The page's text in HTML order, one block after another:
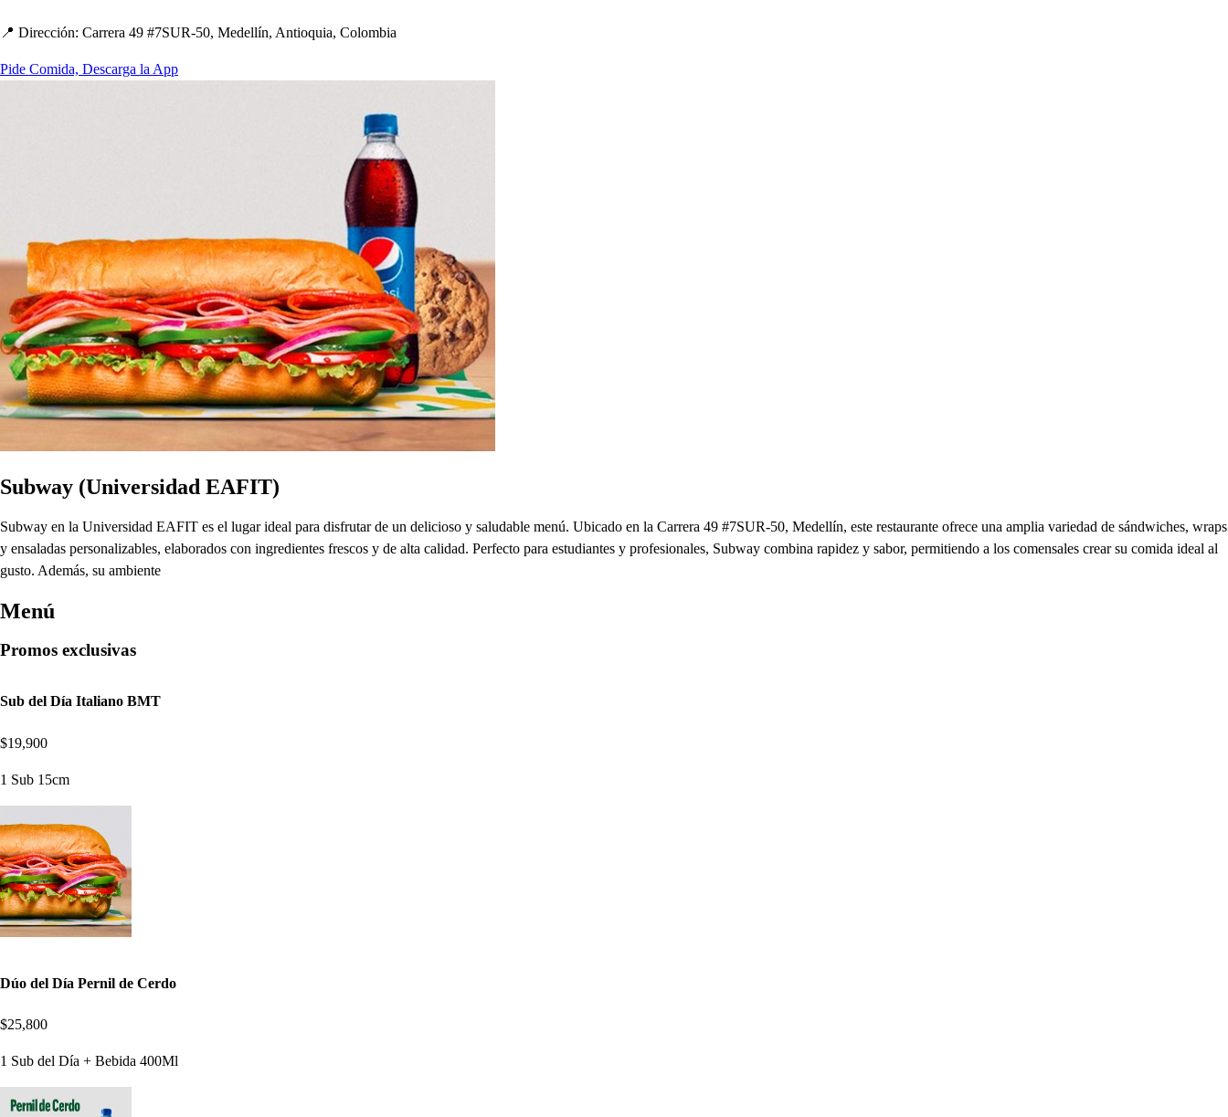
📍 Dirección: Carrera 49 #7SUR-50, Medellín, Antioquia, Colombia
Pide Comida, Descarga la App
Subway (Universidad EAFIT)
Subway en la Universidad EAFIT es el lugar ideal para disfrutar de un delicioso y saludable menú. Ubicado en la Carrera 49 #7SUR-50, Medellín, este restaurante ofrece una amplia variedad de sándwiches, wraps
y ensaladas personalizables, elaborados con ingredientes frescos y de alta calidad. Perfecto para estudiantes y profesionales, Subway combina rapidez y sabor, permitiendo a los comensales crear su comida ideal al
gusto. Además, su ambiente
Menú
Promos exclusivas
Sub del Día Italiano BMT
$19,900
1 Sub 15cm
Dúo del Día Pernil de Cerdo
$25,800
1 Sub del Día + Bebida 400Ml